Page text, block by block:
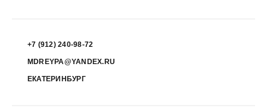
+7 (912) 240-98-72
MDREYPA@YANDEX.RU
ЕКАТЕРИНБУРГ